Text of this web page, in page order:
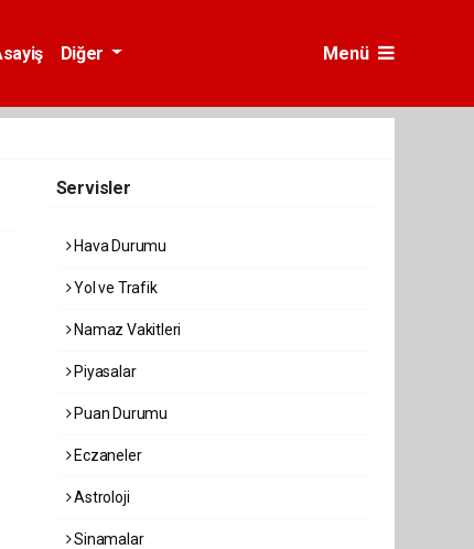
Diğer Menü
Servisler
Hava Durumu
Yol ve Trafik
Namaz Vakitleri
Piyasalar
Puan Durumu
Eczaneler
Astroloji
Sinamalar